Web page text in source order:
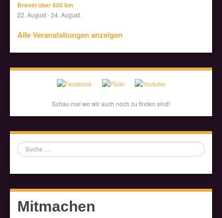
Brevet über 600 km
22. August-24. August
Alle Veranstaltungen anzeigen
Schau mal wo wir auch noch zu finden sind!
Suche
Mitmachen